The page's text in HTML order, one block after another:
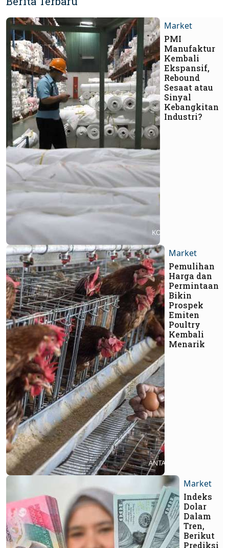
Market
PMI
Manufaktur
Kembali
Ekspansif,
Rebound
Sesaat atau
Sinyal
Kebangkitan
Industri?
Market
Pemulihan
Harga dan
Permintaan
Bikin
Prospek
Emiten
Poultry
Kembali
Menarik
Market
Indeks
Dolar
Dalam
Tren,
Berikut
Prediksi